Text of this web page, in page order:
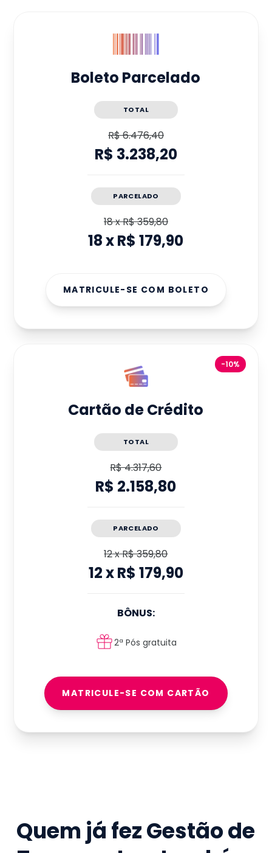
Boleto Parcelado
TOTAL
R$ 6.476,40
R$ 3.238,20
PARCELADO
18xR$ 359,80
18xR$ 179,90
MATRICULE-SE COM BOLETO
-10%
Cartão de Crédito
TOTAL
R$ 4.317,60
R$ 2.158,80
PARCELADO
12xR$ 359,80
12xR$ 179,90
BÔNUS:
2ª Pós gratuita
MATRICULE-SE COM CARTÃO
Quem já fezGestão de